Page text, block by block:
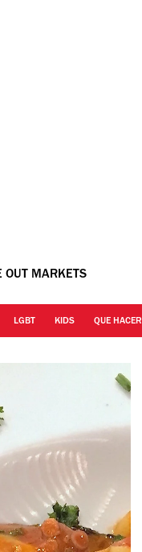
OUT MARKETS
LGBT KIDS QUE HACER